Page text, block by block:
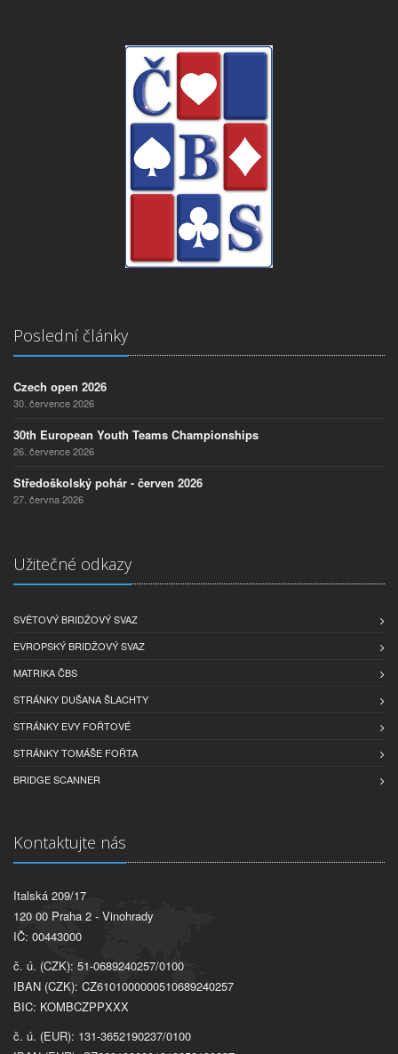
Poslední články
Czech open 2026
30. července 2026
30th European Youth Teams Championships
26. července 2026
Středoškolský pohár - červen 2026
27. června 2026
Užitečné odkazy
SVĚTOVÝ BRIDŽOVÝ SVAZ
EVROPSKÝ BRIDŽOVÝ SVAZ
MATRIKA ČBS
STRÁNKY DUŠANA ŠLACHTY
STRÁNKY EVY FOŘTOVÉ
STRÁNKY TOMÁŠE FOŘTA
BRIDGE SCANNER
Kontaktujte nás
Italská 209/17
120 00 Praha 2 - Vinohrady
IČ: 00443000
č. ú. (CZK): 51-0689240257/0100
IBAN (CZK): CZ6101000000510689240257
BIC: KOMBCZPPXXX
č. ú. (EUR): 131-3652190237/0100